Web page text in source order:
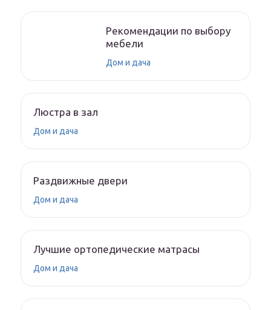
Рекомендации по выбору
мебели
Дом и дача
Люстра в зал
Дом и дача
Раздвижные двери
Дом и дача
Лучшие ортопедические матрасы
Дом и дача